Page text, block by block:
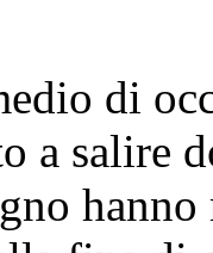
di
a salire
hanno